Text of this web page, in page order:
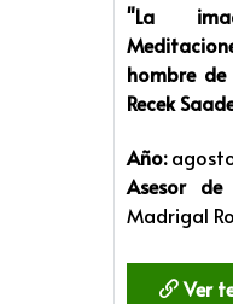
"La
hombre
Recek
Año:agosto
Asesor de
Madrigal
Ver